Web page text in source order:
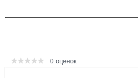
0 оценок